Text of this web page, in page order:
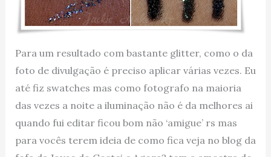
Para um resultado com bastante glitter, como o da
foto de divulgação é preciso aplicar várias vezes. Eu
até fiz swatches mas como fotografo na maioria
das vezes a noite a iluminação não é da melhores ai
quando fui editar ficou bom não ‘amigue’ rs mas
para vocês terem ideia de como fica veja no blog da